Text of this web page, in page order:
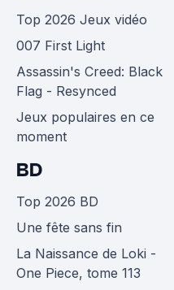
Top 2026 Jeux vidéo
007 First Light
Assassin's Creed: Black
Flag - Resynced
Jeux populaires en ce
moment
BD
Top 2026 BD
Une fête sans fin
La Naissance de Loki -
One Piece, tome 113